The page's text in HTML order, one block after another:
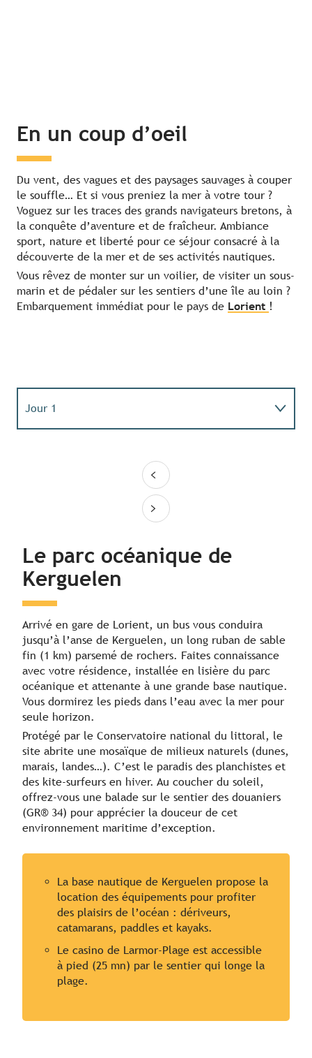
En un coup d’oeil
Du vent, des vagues et des paysages sauvages à couper
le souffle… Et si vous preniez la mer à votre tour ?
Voguez sur les traces des grands navigateurs bretons, à
la conquête d’aventure et de fraîcheur. Ambiance
sport, nature et liberté pour ce séjour consacré à la
découverte de la mer et de ses activités nautiques.
Vous rêvez de monter sur un voilier, de visiter un sous-
marin et de pédaler sur les sentiers d’une île au loin ?
Embarquement immédiat pour le pays de Lorient !
Jour 1
Le parc océanique de
Kerguelen
Arrivé en gare de Lorient, un bus vous conduira
jusqu’à l’anse de Kerguelen, un long ruban de sable
fin (1 km) parsemé de rochers. Faites connaissance
avec votre résidence, installée en lisière du parc
océanique et attenante à une grande base nautique.
Vous dormirez les pieds dans l’eau avec la mer pour
seule horizon.
Protégé par le Conservatoire national du littoral, le
site abrite une mosaïque de milieux naturels (dunes,
marais, landes…). C’est le paradis des planchistes et
des kite-surfeurs en hiver. Au coucher du soleil,
offrez-vous une balade sur le sentier des douaniers
(GR® 34) pour apprécier la douceur de cet
environnement maritime d’exception.
La base nautique de Kerguelen propose la
location des équipements pour profiter
des plaisirs de l’océan : dériveurs,
catamarans, paddles et kayaks.
Le casino de Larmor-Plage est accessible
à pied (25 mn) par le sentier qui longe la
plage.